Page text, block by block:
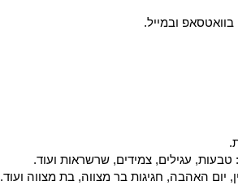
ובמייל.
טבעות, עגילים, צמידים, שרשראות ועוד.
יום האהבה, חגיגות בר מצווה, בת מצווה ועוד.